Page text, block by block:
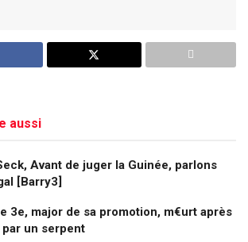
aussi
Avant de juger la Guinée, parlons
[Barry3]
3e, major de sa promotion, m€urt après
un serpent